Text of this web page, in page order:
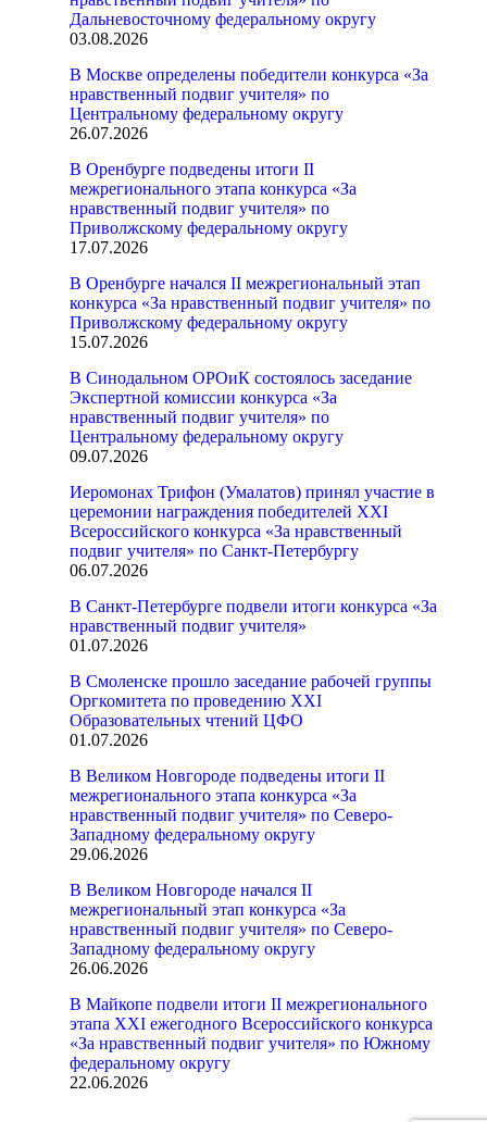
Дальневосточному федеральному округу
03.08.2026
В Москве определены победители конкурса «За
нравственный подвиг учителя» по
Центральному федеральному округу
26.07.2026
В Оренбурге подведены итоги II
межрегионального этапа конкурса «За
нравственный подвиг учителя» по
Приволжскому федеральному округу
17.07.2026
В Оренбурге начался II межрегиональный этап
конкурса «За нравственный подвиг учителя» по
Приволжскому федеральному округу
15.07.2026
В Синодальном ОРОиК состоялось заседание
Экспертной комиссии конкурса «За
нравственный подвиг учителя» по
Центральному федеральному округу
09.07.2026
Иеромонах Трифон (Умалатов) принял участие в
церемонии награждения победителей XXI
Всероссийского конкурса «За нравственный
подвиг учителя» по Санкт-Петербургу
06.07.2026
В Санкт-Петербурге подвели итоги конкурса «За
нравственный подвиг учителя»
01.07.2026
В Смоленске прошло заседание рабочей группы
Оргкомитета по проведению XXI
Образовательных чтений ЦФО
01.07.2026
В Великом Новгороде подведены итоги II
межрегионального этапа конкурса «За
нравственный подвиг учителя» по Северо-
Западному федеральному округу
29.06.2026
В Великом Новгороде начался II
межрегиональный этап конкурса «За
нравственный подвиг учителя» по Северо-
Западному федеральному округу
26.06.2026
В Майкопе подвели итоги II межрегионального
этапа XXI ежегодного Всероссийского конкурса
«За нравственный подвиг учителя» по Южному
федеральному округу
22.06.2026